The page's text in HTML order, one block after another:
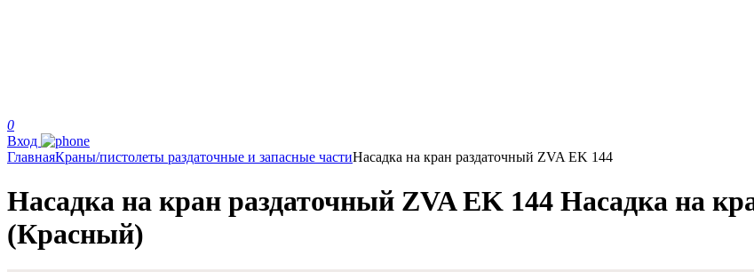
0
Вход
ГлавнаяКраны/пистолеты раздаточные и запасные частиНасадка на кран раздаточный ZVA EK 144
Насадка на кран раздаточный ZVA EK 144 Насадка на
(Красный)